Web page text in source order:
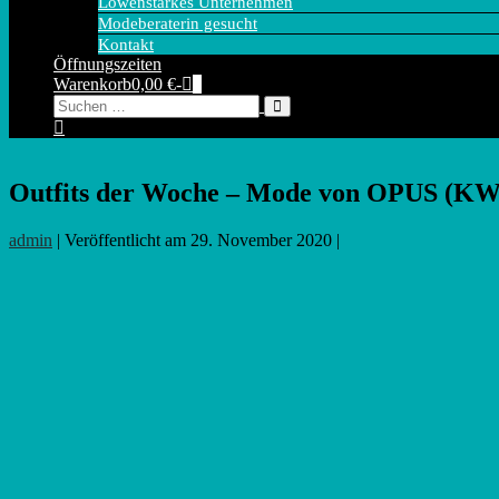
Modeberaterin gesucht
Kontakt
Öffnungszeiten
Warenkorb
Warenkorb0,00 €-
Warenkorb
Suche-
Schalter
Suche
nach:
Outfits der Woche – Mode von OPUS
admin | Veröffentlicht am 29. November 2020 |